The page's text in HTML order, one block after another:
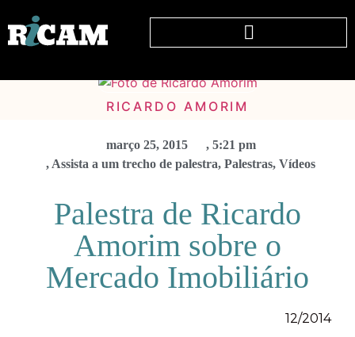
RICARDO AMORIM
março 25, 2015 , 5:21 pm
, Assista a um trecho de palestra, Palestras, Vídeos
Palestra de Ricardo
Amorim sobre o
Mercado Imobiliário
12/2014